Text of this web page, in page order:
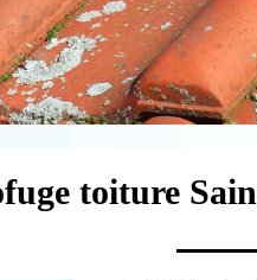
toiture